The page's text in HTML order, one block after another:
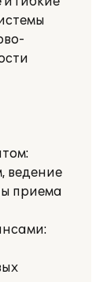
ведение
приема